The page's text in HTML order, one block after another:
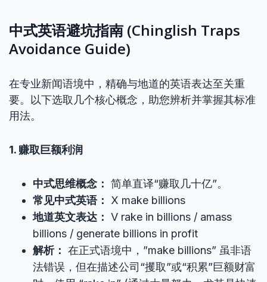
中式英语避坑指南 (Chinglish Traps
Avoidance Guide)
在专业新闻语境中，精确与地道的英语表达至关重
要。以下选取几个核心概念，助您辨析并掌握其标准
用法。
1. 赚取巨额利润
中式思维概念： 简单直译“赚取几十亿”。
常见中式英语：
X make billions
地道英文表达： V rake in billions / amass
billions / generate billions in profit
解析： 在正式语境中，”make billions” 虽非语
法错误，但在描述公司“攫取”或“积累”巨额财富